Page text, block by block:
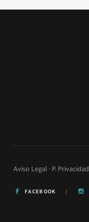
Aviso Legal · P. Privacidad
FACEBOOK